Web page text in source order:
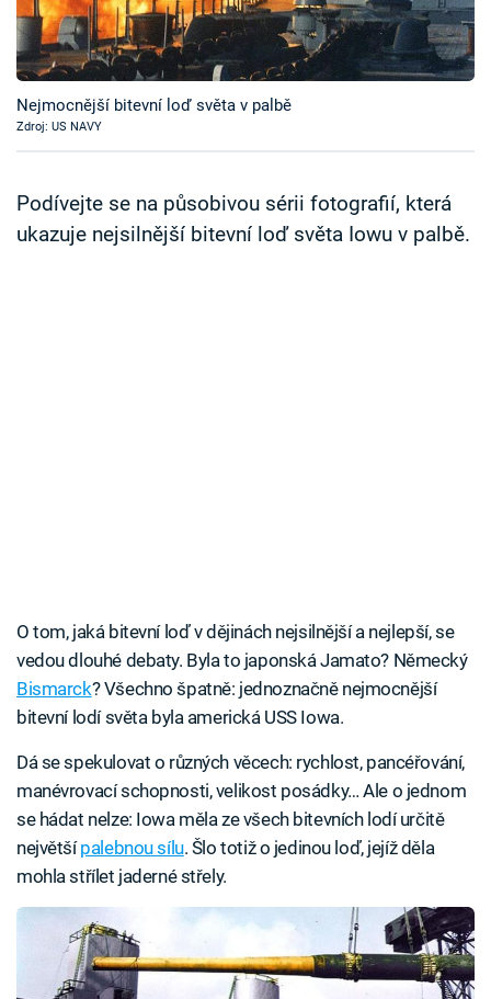
Časopis
Sledujte prima+
Sledujte nás
Nejmocnější bitevní loď světa v palbě
Zdroj: US NAVY
Podívejte se na působivou sérii fotografií, která
ukazuje nejsilnější bitevní loď světa Iowu v palbě.
O tom, jaká bitevní loď v dějinách nejsilnější a nejlepší, se
vedou dlouhé debaty. Byla to japonská Jamato? Německý
Bismarck? Všechno špatně: jednoznačně nejmocnější
bitevní lodí světa byla americká USS Iowa.
Dá se spekulovat o různých věcech: rychlost, pancéřování,
manévrovací schopnosti, velikost posádky… Ale o jednom
se hádat nelze: Iowa měla ze všech bitevních lodí určitě
největšípalebnou sílu. Šlo totiž o jedinou loď, jejíž děla
mohla střílet jaderné střely.